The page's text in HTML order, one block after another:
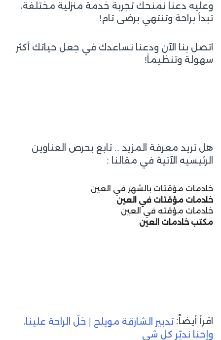
وعليه دعنا نمنحك تجربة خدمة منزلية مختلفة،
تبدأ براحة وتنتهي برضى تام!
اتصل بنا الآن ودعنا نساعدك في جعل حياتك أكثر
سهولة وتنظيماً!
هل تريد معرفة المزيد .. تابع بحرص العناوين
الرئيسيه الآتية في مقالنا :
خادمات مؤقتات بالشهر في العين
خادمات مؤقتات في العين
خادمات مؤقته في العين
مكتب خادمات العين
اقرأ أيضاً: تدبير الشارقة مويلح | خلّ الراحة علينا،
وإحنا ندبّر كل شي